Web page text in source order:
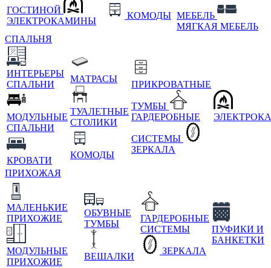
ГОСТИНОЙ
ЭЛЕКТРОКАМИНЫ
КОМОДЫ МЕБЕЛЬ
МЯГКАЯ МЕБЕЛЬ
СПАЛЬНЯ
ИНТЕРЬЕРЫ
СПАЛЬНИ
МОДУЛЬНЫЕ
СПАЛЬНИ
КРОВАТИ
МАТРАСЫ
ТУАЛЕТНЫЕ
СТОЛИКИ
КОМОДЫ
ПРИКРОВАТНЫЕ
ТУМБЫ
ГАРДЕРОБНЫЕ
СИСТЕМЫ
ЗЕРКАЛА
ПРИХОЖАЯ
МАЛЕНЬКИЕ
ПРИХОЖИЕ
МОДУЛЬНЫЕ
ПРИХОЖИЕ
ОБУВНЫЕ
ТУМБЫ
ВЕШАЛКИ
ГАРДЕРОБНЫЕ
СИСТЕМЫ
ЗЕРКАЛА
ПУФИКИ И
БАНКЕТКИ